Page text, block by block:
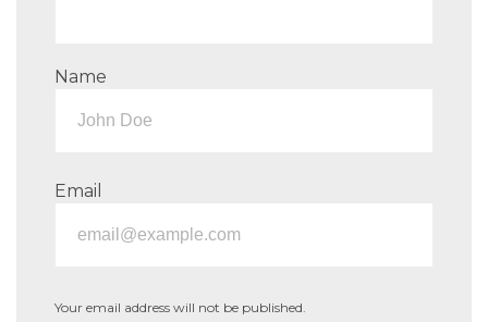
Name
Email
Your email address will not be published.